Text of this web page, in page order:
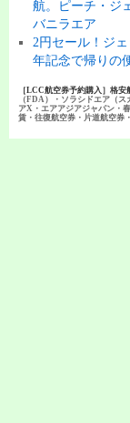
航。ピーチ・ジ
バニラエア
2円セール！ジ
年記念で帰りの
［LCC航空券予約購入］格
（FDA）・ソラシドエア（
アX・エアアジアジャパン・
賃・往復航空券・片道航空券